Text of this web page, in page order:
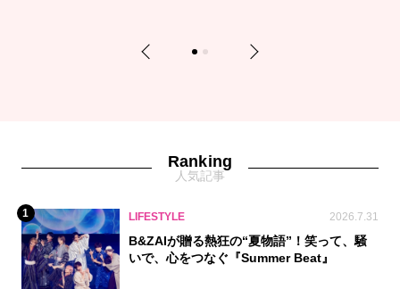
Previous 1 2 Next
Ranking
人気記事
1 LIFESTYLE 2026.7.31
B&ZAIが贈る熱狂の“夏物語”！笑って、騒
いで、心をつなぐ『Summer Beat』